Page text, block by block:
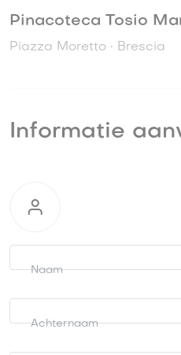
Pinacoteca Tosio
Piazza Moretto • Brescia
Informatie
Informatie
aanvragen
Naam
Achternaam